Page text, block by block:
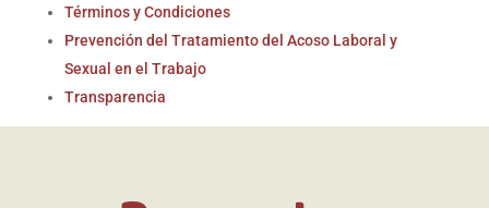
Términos y Condiciones
Prevención del Tratamiento del Acoso Laboral y
Sexual en el Trabajo
Transparencia